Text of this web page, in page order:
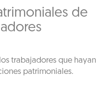
de
trabajadores que hayan
patrimoniales.